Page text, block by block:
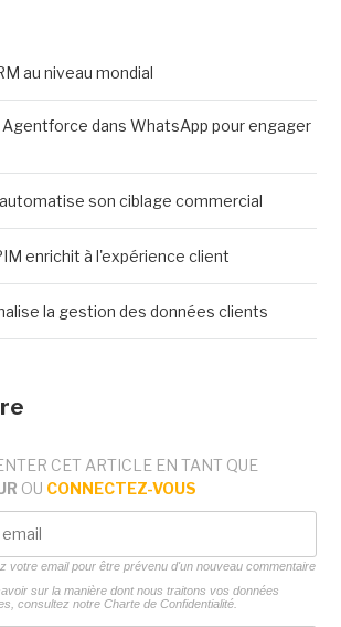
au niveau mondial
dans WhatsApp pour engager
son ciblage commercial
enrichit à l'expérience client
la gestion des données clients
CET ARTICLE EN TANT QUE
OU CONNECTEZ-VOUS
votre email pour être prévenu d'un nouveau commentaire
sur la manière dont nous traitons vos données
consultez notre Charte de Confidentialité.